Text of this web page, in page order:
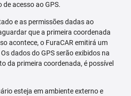
acesso ao GPS.
e as permissões dadas ao
que a primeira coordenada
acontece, o FuraCAR emitirá um
dados do GPS serão exibidos na
da primeira coordenada, é possível
esteja em ambiente externo e